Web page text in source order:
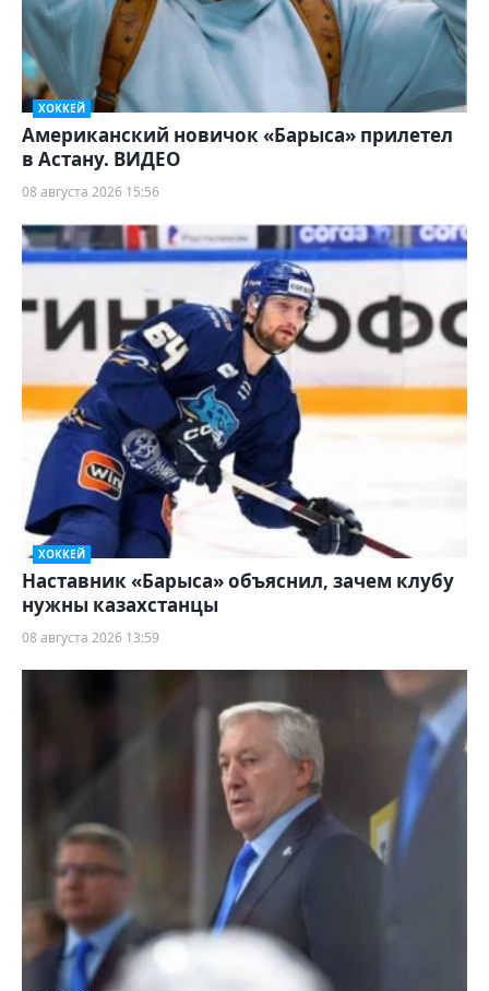
ХОККЕЙ
Американский новичок «Барыса» прилетел
в Астану. ВИДЕО
08 августа 2026 15:56
ХОККЕЙ
Наставник «Барыса» объяснил, зачем клубу
нужны казахстанцы
08 августа 2026 13:59